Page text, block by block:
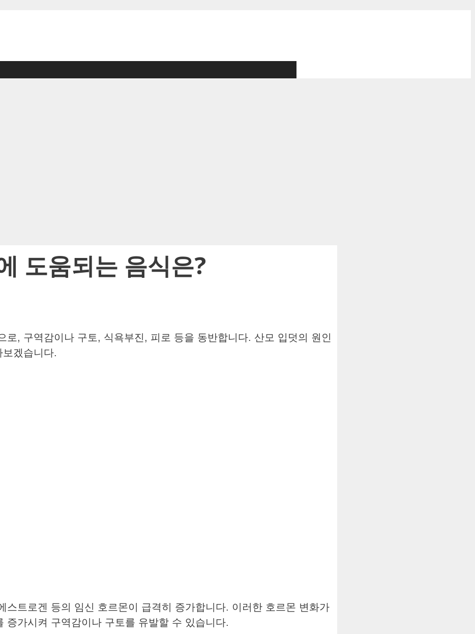
도움되는 음식은?
로, 구역감이나 구토, 식욕부진, 피로 등을 동반합니다. 산모 입덧의 원인
겠습니다.
스트로겐 등의 임신 호르몬이 급격히 증가합니다. 이러한 호르몬 변화가
가시켜 구역감이나 구토를 유발할 수 있습니다.